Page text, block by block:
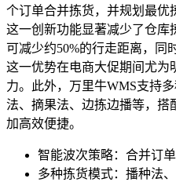
个订单合并拣货，并规划最优
这一创新功能显著减少了仓库
可减少约50%的行走距离，同
这一优势在电商大促期间尤为
力。此外，万里牛WMS支持
法、摘果法、边拣边播等，搭
加高效便捷。
智能波次策略：合并订
多种拣货模式：播种法